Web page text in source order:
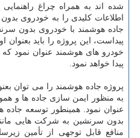
شده اند به همراه چراغ راهنمایی
اطلاعات کلیدی را به خودروی
جاده هوشمند با خودروی بدون
پیداست، این پروژه را باید
خودرو های هوشمند عنوان نمود
پیدا خواهد نمود.
پروژه جاده هوشمند را می توان
به منظور ایمن سازی جاده ها و
عنوان نمود. همینطور توسعه جاده
بدون سرنشین به شرکت هایی
منافع قابل توجهی از تأمین